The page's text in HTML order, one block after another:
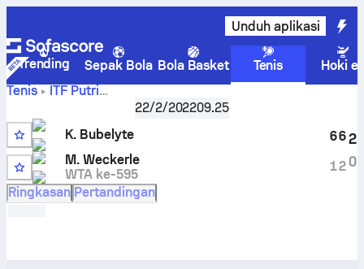
Unduh aplikasi
Trending Sepak Bola Bola Basket Tenis
Hoki es
Tenis
ITF Putri
Sharm El Sheikh, 2022 Egypt 08A, Women Singles
Klaudija Bubelyte
H2H
22/2/202209.25
K. Bubelyte
M. Weckerle
WTA ke-595
6
1
6
2
2
0
Ringkasan Pertandingan